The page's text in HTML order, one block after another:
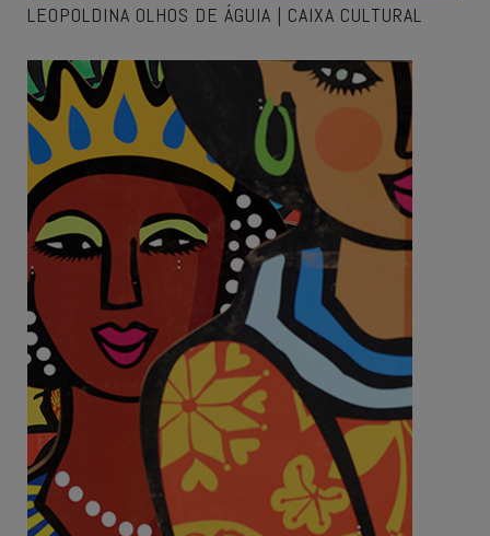
LEOPOLDINA OLHOS DE ÁGUIA | CAIXA CULTURAL